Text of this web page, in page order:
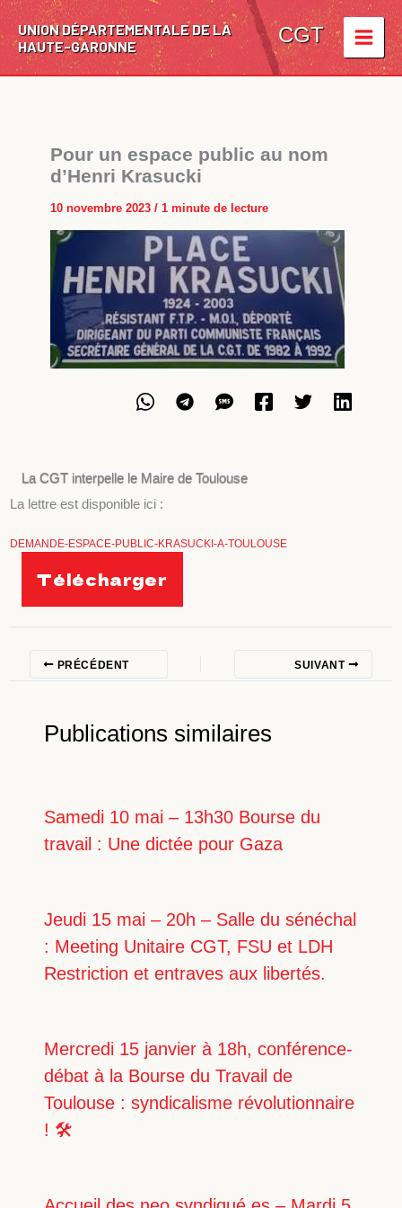
Aller
contenu
UNION DÉPARTEMENTALE DE LA
HAUTE-GARONNE
CGT
Pour un espace public au nom
d’Henri Krasucki
10 novembre 2023/1 minute de lecture
La CGT interpelle le Maire de Toulouse
La lettre est disponible ici :
DEMANDE-ESPACE-PUBLIC-KRASUCKI-A-TOULOUSE
Télécharger
PRÉCÉDENT SUIVANT
Publications similaires
Samedi 10 mai – 13h30 Bourse du
travail : Une dictée pour Gaza
Jeudi 15 mai – 20h – Salle du sénéchal
: Meeting Unitaire CGT, FSU et LDH
Restriction et entraves aux libertés.
Mercredi 15 janvier à 18h, conférence-
débat à la Bourse du Travail de
Toulouse : syndicalisme révolutionnaire
! 🛠